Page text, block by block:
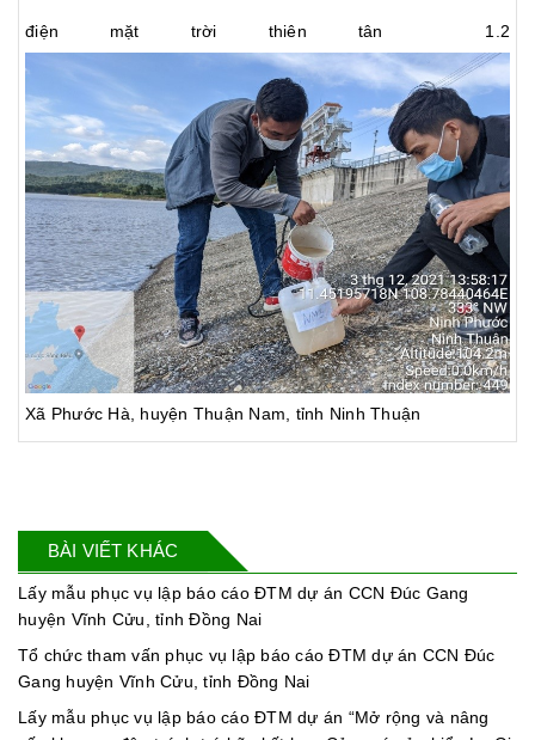
điện mặt trời thiên tân 1.2
Xã Phước Hà, huyện Thuận Nam, tỉnh Ninh Thuận
BÀI VIẾT KHÁC
Lấy mẫu phục vụ lập báo cáo ĐTM dự án CCN Đúc Gang
huyện Vĩnh Cửu, tỉnh Đồng Nai
Tổ chức tham vấn phục vụ lập báo cáo ĐTM dự án CCN Đúc
Gang huyện Vĩnh Cửu, tỉnh Đồng Nai
Lấy mẫu phục vụ lập báo cáo ĐTM dự án “Mở rộng và nâng